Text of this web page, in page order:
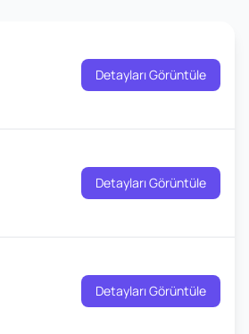
Detayları Görüntüle
Detayları Görüntüle
Detayları Görüntüle